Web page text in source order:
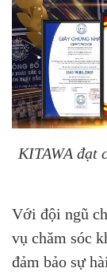
KITAWA đạt
Với đội ngũ
vụ chăm sóc
đảm bảo sự